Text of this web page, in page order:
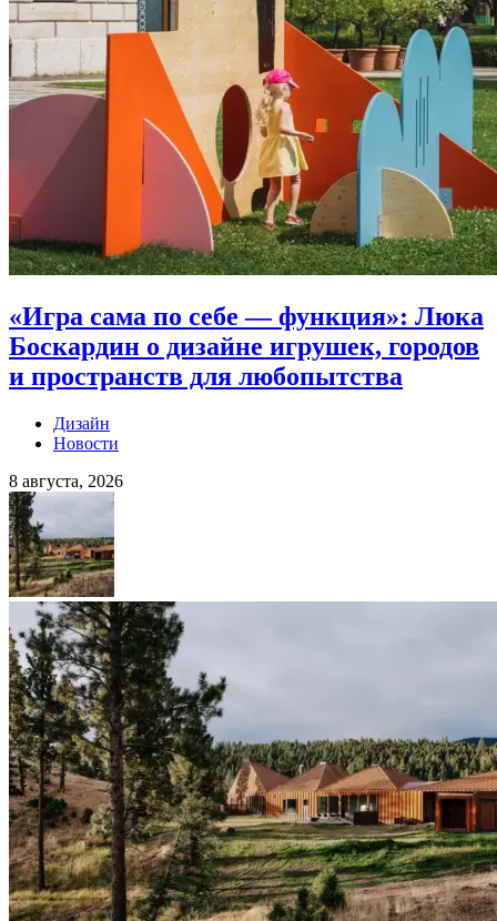
«Игра сама по себе — функция»: Люка
Боскардин о дизайне игрушек, городов
и пространств для любопытства
Дизайн
Новости
8 августа, 2026